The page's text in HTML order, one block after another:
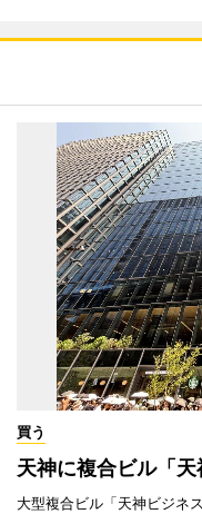
買う
天神に複合ビル「
大型複合ビル「天神ビジネ